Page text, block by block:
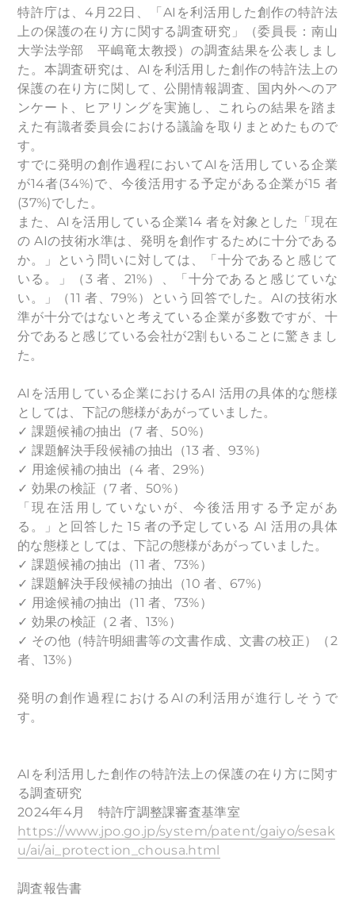
特許庁は、4月22日、「AIを利活用した創作の特許法
上の保護の在り方に関する調査研究」（委員長：南山
大学法学部 平嶋竜太教授）の調査結果を公表しまし
た。本調査研究は、AIを利活用した創作の特許法上の
保護の在り方に関して、公開情報調査、国内外へのア
ンケート、ヒアリングを実施し、これらの結果を踏ま
えた有識者委員会における議論を取りまとめたもので
す。
すでに発明の創作過程においてAIを活用している企業
が14者(34%)で、今後活用する予定がある企業が15 者
(37%)でした。
また、AIを活用している企業14 者を対象とした「現在
の AIの技術水準は、発明を創作するために十分である
か。」という問いに対しては、「十分であると感じて
いる。」（3 者、21%）、「十分であると感じていな
い。」（11 者、79%）という回答でした。AIの技術水
準が十分ではないと考えている企業が多数ですが、十
分であると感じている会社が2割もいることに驚きまし
た。
AIを活用している企業におけるAI 活用の具体的な態様
としては、下記の態様があがっていました。
✓ 課題候補の抽出（7 者、50%）
✓ 課題解決手段候補の抽出（13 者、93%）
✓ 用途候補の抽出（4 者、29%）
✓ 効果の検証（7 者、50%）
「現在活用していないが、今後活用する予定があ
る。」と回答した 15 者の予定している AI 活用の具体
的な態様としては、下記の態様があがっていました。
✓ 課題候補の抽出（11 者、73%）
✓ 課題解決手段候補の抽出（10 者、67%）
✓ 用途候補の抽出（11 者、73%）
✓ 効果の検証（2 者、13%）
✓ その他（特許明細書等の文書作成、文書の校正）（2
者、13%）
発明の創作過程におけるAIの利活用が進行しそうで
す。
AIを利活用した創作の特許法上の保護の在り方に関す
る調査研究
2024年4月 特許庁調整課審査基準室
https://www.jpo.go.jp/system/patent/gaiyo/sesak
u/ai/ai_protection_chousa.html
調査報告書